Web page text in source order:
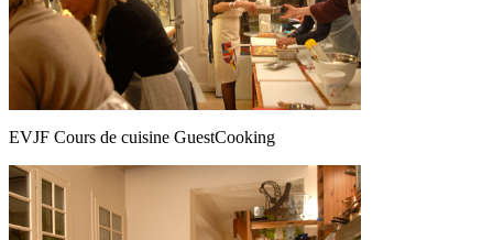
EVJF Cours de cuisine GuestCooking